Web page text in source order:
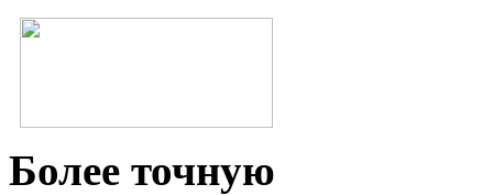
Более точную